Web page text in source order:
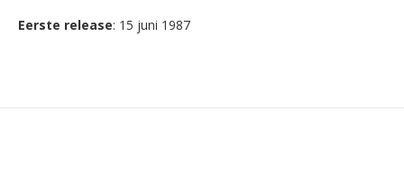
Eerste release: 15 juni 1987